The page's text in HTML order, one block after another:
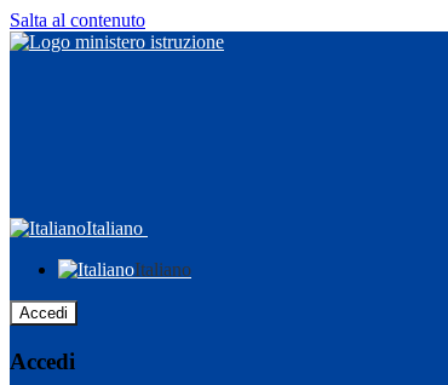
Salta al contenuto
Italiano
Italiano
Accedi
Accedi